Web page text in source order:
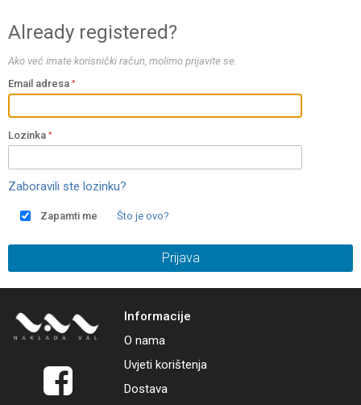
Already registered?
Ako već imate korisnički račun, molimo prijavite se.
Email adresa
Lozinka
Zaboravili ste lozinku?
Zapamti me Što je ovo?
Prijava
Informacije
O nama
Uvjeti korištenja
Dostava